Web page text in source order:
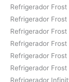
Refrigerador
Refrigerador
Refrigerador
Refrigerador
Refrigerador
Refrigerador
Refrigerador